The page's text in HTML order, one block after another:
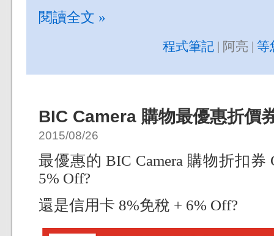
閱讀全文 »
程式筆記 | 阿亮 | 等
BIC Camera 購物最優惠折價
2015/08/26
最優惠的 BIC Camera 購物折扣券
5% Off?
還是信用卡 8%免稅 + 6% Off?